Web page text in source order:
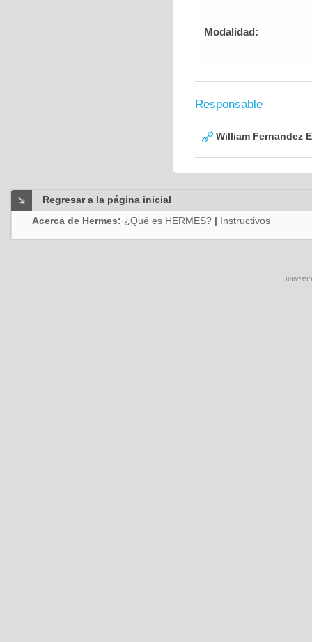
Modalidad:
Responsable
William Fernandez
Regresar a la página inicial
Acerca de Hermes: ¿Qué es HERMES? | Instructivos